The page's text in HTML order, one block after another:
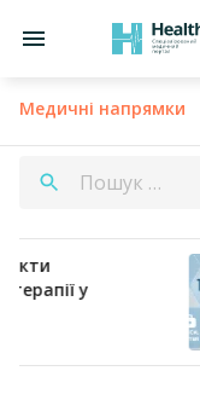
Медичні напрямки
Consilium.
профілактика
регуляція